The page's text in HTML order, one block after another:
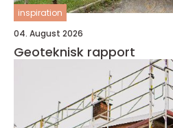
inspiration
04. August 2026
Geoteknisk rapport